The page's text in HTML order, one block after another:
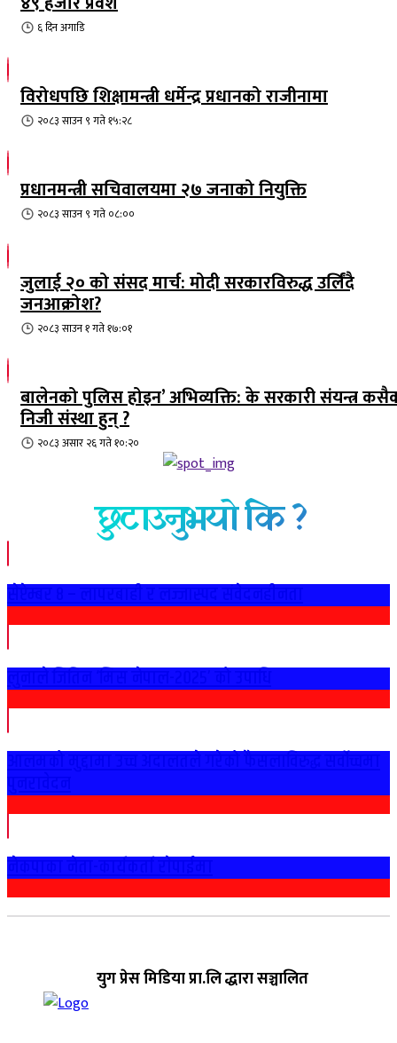
६ दिनअगाडि
विरोधपछि शिक्षामन्त्री धर्मेन्द्र प्रधानको राजीनामा
२०८३ साउन ९ गते १५:२८
प्रधानमन्त्री सचिवालयमा २७ जनाको नियुक्ति
२०८३ साउन ९ गते ०८:००
जुलाई २० को संसद मार्च: मोदी सरकारविरुद्ध उर्लिंदै
जनआक्रोश?
२०८३ साउन १ गते १७:०१
बालेनको पुलिस होइन’ अभिव्यक्ति: के सरकारी संयन्त्र
निजी संस्था हुन् ?
२०८३ असार २६ गते १०:२०
छुटाउनुभयो कि ?
युग प्रेस मिडिया प्रा.लि द्धारा सञ्चालित